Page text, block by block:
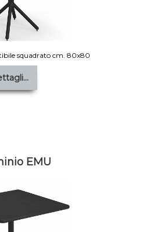
squadrato cm. 80x80
EMU